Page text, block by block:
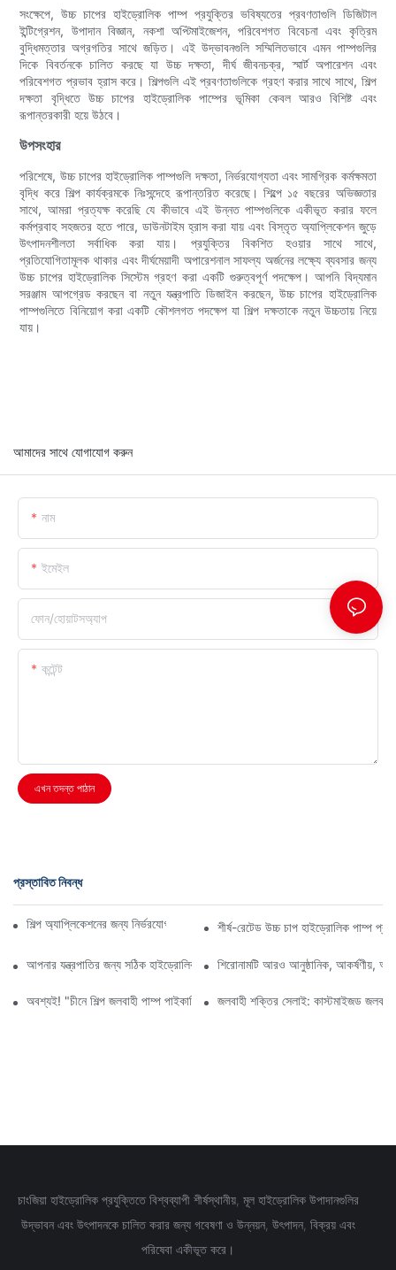
সংক্ষেপে, উচ্চ চাপের হাইড্রোলিক পাম্প প্রযুক্তির ভবিষ্যতের প্রবণতাগুলি ডিজিটাল
ইন্টিগ্রেশন, উপাদান বিজ্ঞান, নকশা অপ্টিমাইজেশন, পরিবেশগত বিবেচনা এবং কৃত্রিম
বুদ্ধিমত্তার অগ্রগতির সাথে জড়িত। এই উদ্ভাবনগুলি সম্মিলিতভাবে এমন পাম্পগুলির
দিকে বিবর্তনকে চালিত করছে যা উচ্চ দক্ষতা, দীর্ঘ জীবনচক্র, স্মার্ট অপারেশন এবং
পরিবেশগত প্রভাব হ্রাস করে। শিল্পগুলি এই প্রবণতাগুলিকে গ্রহণ করার সাথে সাথে, শিল্প
দক্ষতা বৃদ্ধিতে উচ্চ চাপের হাইড্রোলিক পাম্পের ভূমিকা কেবল আরও বিশিষ্ট এবং
রূপান্তরকারী হয়ে উঠবে।
উপসংহার
পরিশেষে, উচ্চ চাপের হাইড্রোলিক পাম্পগুলি দক্ষতা, নির্ভরযোগ্যতা এবং সামগ্রিক কর্মক্ষমতা
বৃদ্ধি করে শিল্প কার্যক্রমকে নিঃসন্দেহে রূপান্তরিত করেছে। শিল্পে ১৫ বছরের অভিজ্ঞতার
সাথে, আমরা প্রত্যক্ষ করেছি যে কীভাবে এই উন্নত পাম্পগুলিকে একীভূত করার ফলে
কর্মপ্রবাহ সহজতর হতে পারে, ডাউনটাইম হ্রাস করা যায় এবং বিস্তৃত অ্যাপ্লিকেশন জুড়ে
উৎপাদনশীলতা সর্বাধিক করা যায়। প্রযুক্তির বিকশিত হওয়ার সাথে সাথে,
প্রতিযোগিতামূলক থাকার এবং দীর্ঘমেয়াদী অপারেশনাল সাফল্য অর্জনের লক্ষ্যে ব্যবসার জন্য
উচ্চ চাপের হাইড্রোলিক সিস্টেম গ্রহণ করা একটি গুরুত্বপূর্ণ পদক্ষেপ। আপনি বিদ্যমান
সরঞ্জাম আপগ্রেড করছেন বা নতুন যন্ত্রপাতি ডিজাইন করছেন, উচ্চ চাপের হাইড্রোলিক
পাম্পগুলিতে বিনিয়োগ করা একটি কৌশলগত পদক্ষেপ যা শিল্প দক্ষতাকে নতুন উচ্চতায় নিয়ে
যায়।
আমাদের সাথে যোগাযোগ করুন
নাম
ইমেইল
ফোন/হোয়াটসঅ্যাপ
কন্টেন্ট
এখন তদন্ত পাঠান
প্রস্তাবিত নিবন্ধ
শিল্প অ্যাপ্লিকেশনের জন্য নির্ভরযোগ্য উচ্চ চাপ জলবাহী পাম্প সরবরাহকারী
শীর্ষ-রেটেড উচ্চ চাপ হাইড্রোলিক পাম্প
আপনার যন্ত্রপাতির জন্য সঠিক হাইড্রোলিক গিয়ার পাম্প নির্বাচন করা
শিরোনামটি আরও আনুষ্ঠানিক, আকর্ষণীয়,
অবশ্যই! "চীনে শিল্প জলবাহী পাম্প পাইকারি" কীওয়ার্ডের উপর ভিত্তি করে একটি নিবন্ধের
জলবাহী শক্তির সেলাই: কাস্টমাইজড জলবাহী
চাংজিয়া হাইড্রোলিক প্রযুক্তিতে বিশ্বব্যাপী শীর্ষস্থানীয়, মূল হাইড্রোলিক উপাদানগুলির
উদ্ভাবন এবং উৎপাদনকে চালিত করার জন্য গবেষণা ও উন্নয়ন, উৎপাদন, বিক্রয় এবং
পরিষেবা একীভূত করে।